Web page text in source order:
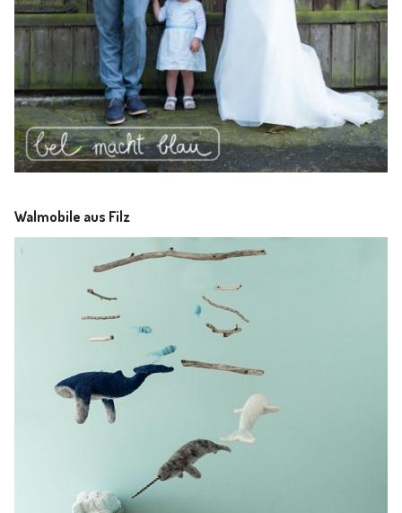
Walmobile aus Filz